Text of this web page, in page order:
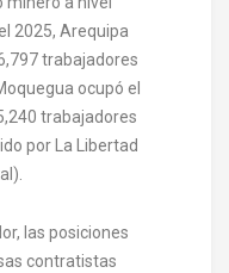
2025, Arequipa
trabajadores
ocupó el
trabajadores
por La Libertad
las posiciones
contratistas